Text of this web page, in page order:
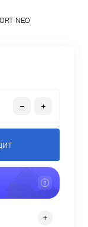
NEO